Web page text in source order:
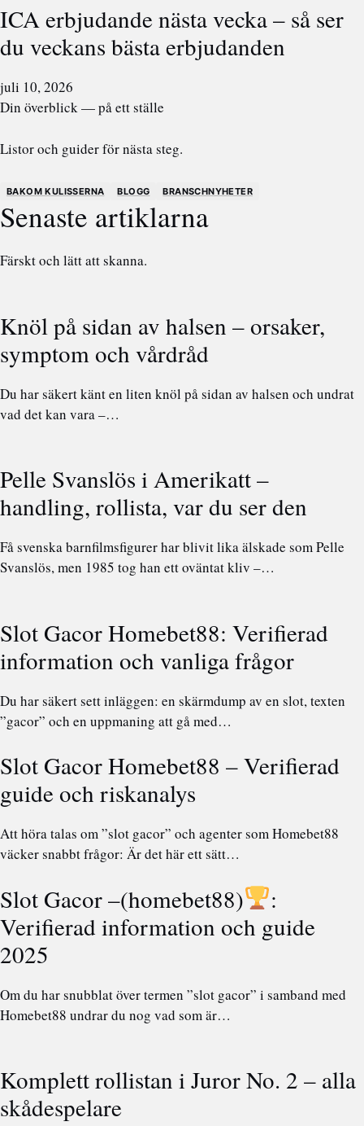
ICA erbjudande nästa vecka – så ser
du veckans bästa erbjudanden
juli 10, 2026
Din överblick — på ett ställe
Listor och guider för nästa steg.
BAKOM KULISSERNA BLOGG BRANSCHNYHETER
Senaste artiklarna
Färskt och lätt att skanna.
Knöl på sidan av halsen – orsaker,
symptom och vårdråd
Du har säkert känt en liten knöl på sidan av halsen och undrat
vad det kan vara –…
Pelle Svanslös i Amerikatt –
handling, rollista, var du ser den
Få svenska barnfilmsfigurer har blivit lika älskade som Pelle
Svanslös, men 1985 tog han ett oväntat kliv –…
Slot Gacor Homebet88: Verifierad
information och vanliga frågor
Du har säkert sett inläggen: en skärmdump av en slot, texten
”gacor” och en uppmaning att gå med…
Slot Gacor Homebet88 – Verifierad
guide och riskanalys
Att höra talas om ”slot gacor” och agenter som Homebet88
väcker snabbt frågor: Är det här ett sätt…
Slot Gacor –(homebet88)
:
Verifierad information och guide
2025
Om du har snubblat över termen ”slot gacor” i samband med
Homebet88 undrar du nog vad som är…
Komplett rollistan i Juror No. 2 – alla
skådespelare